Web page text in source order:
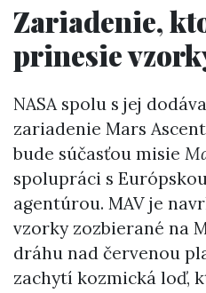
Zariadenie,
prinesie
NASA spolu s jej
zariadenie Mars
bude súčasťou misie
spolupráci s
agentúrou. MAV je
vzorky zozbierané na
dráhu nad červenou
zachytí kozmická loď,